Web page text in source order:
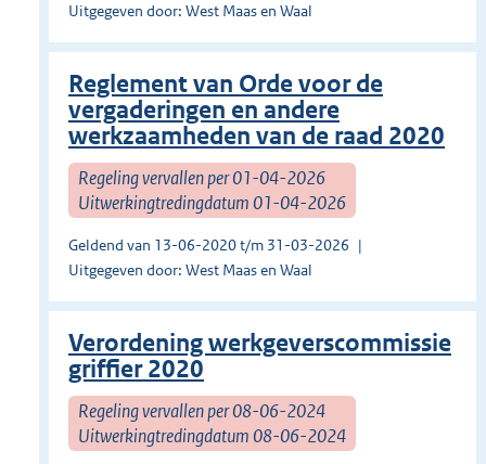
Uitgegeven door: West Maas en Waal
Reglement van Orde voor de
vergaderingen en andere
werkzaamheden van de raad 2020
Regeling vervallen per 01-04-2026
Uitwerkingtredingdatum 01-04-2026
Geldend van 13-06-2020 t/m 31-03-2026
Uitgegeven door: West Maas en Waal
Verordening werkgeverscommissie
griffier 2020
Regeling vervallen per 08-06-2024
Uitwerkingtredingdatum 08-06-2024